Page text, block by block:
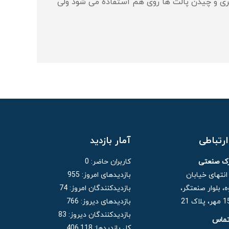
صنعتی
انتهای خیابان
بلوار صنعتگر،
آمار بازدید
کاربران حاضر: 0
بازدیدهای امروز: 955
بازدیدکنندگان امروز: 74
بازدیدهای دیروز: 766
بازدیدکنندگان دیروز: 83